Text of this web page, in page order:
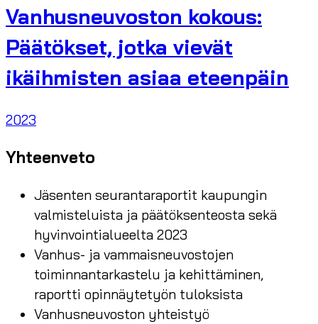
Vanhusneuvoston kokous:
Päätökset, jotka vievät
ikäihmisten asiaa eteenpäin
2023
Yhteenveto
Jäsenten seurantaraportit kaupungin
valmisteluista ja päätöksenteosta sekä
hyvinvointialueelta 2023
Vanhus- ja vammaisneuvostojen
toiminnantarkastelu ja kehittäminen,
raportti opinnäytetyön tuloksista
Vanhusneuvoston yhteistyö